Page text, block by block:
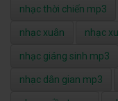
nhạc thời chiến mp3
nhạc xuân nhạc
nhạc giáng sinh mp3
nhạc dân gian mp3